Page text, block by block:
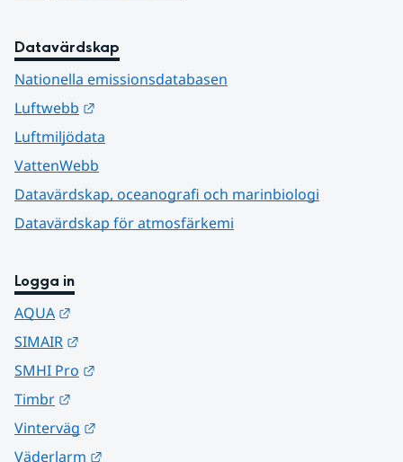
Datavärdskap
Nationella emissionsdatabasen
Luftwebb
Luftmiljödata
VattenWebb
Datavärdskap, oceanografi och marinbiologi
Datavärdskap för atmosfärkemi
Logga in
AQUA
SIMAIR
SMHI Pro
Timbr
Vinterväg
Väderlarm